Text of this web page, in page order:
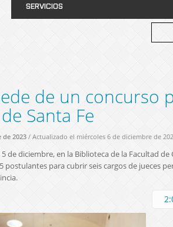
SERVICIOS
de un concurso
Santa Fe
de 2023 / Actualizado el miércoles 6 de diciembre de
de diciembre, en la Biblioteca de la Facultad de
postulantes para cubrir seis cargos de jueces